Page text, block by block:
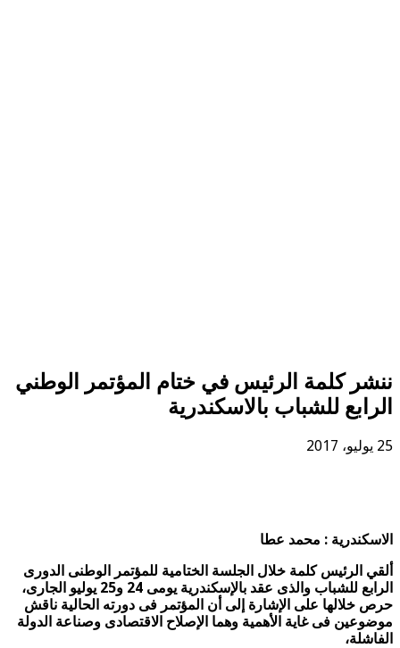
ننشر كلمة الرئيس في ختام المؤتمر الوطني
الرابع للشباب بالاسكندرية
25 يوليو، 2017
الاسكندرية : محمد عطا
ألقي الرئيس كلمة خلال الجلسة الختامية للمؤتمر الوطنى الدورى
الرابع للشباب والذى عقد بالإسكندرية يومى 24 و25 يوليو الجارى،
حرص خلالها على الإشارة إلى أن المؤتمر فى دورته الحالية ناقش
موضوعين فى غاية الأهمية وهما الإصلاح الاقتصادى وصناعة الدولة
الفاشلة،